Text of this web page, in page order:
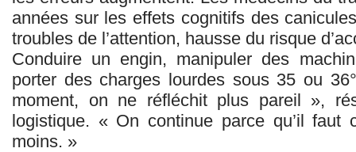
années sur les effets cognitifs des
troubles de l’attention, hausse du risque
Conduire un engin, manipuler des
porter des charges lourdes sous 35 ou
moment, on ne réfléchit plus pareil »,
logistique. « On continue parce qu’il faut
moins. »